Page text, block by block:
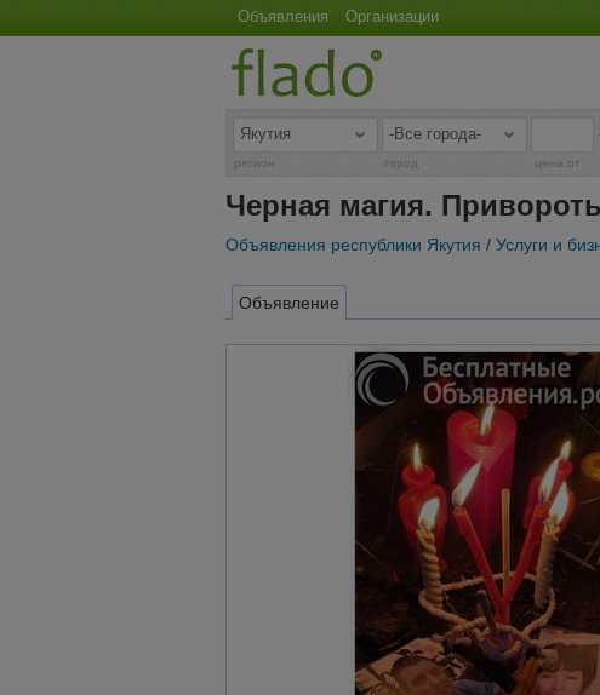
Объявления Организации
-
регион город цена от
Черная магия.
Объявления республики Якутия / Услуги и
Объявление